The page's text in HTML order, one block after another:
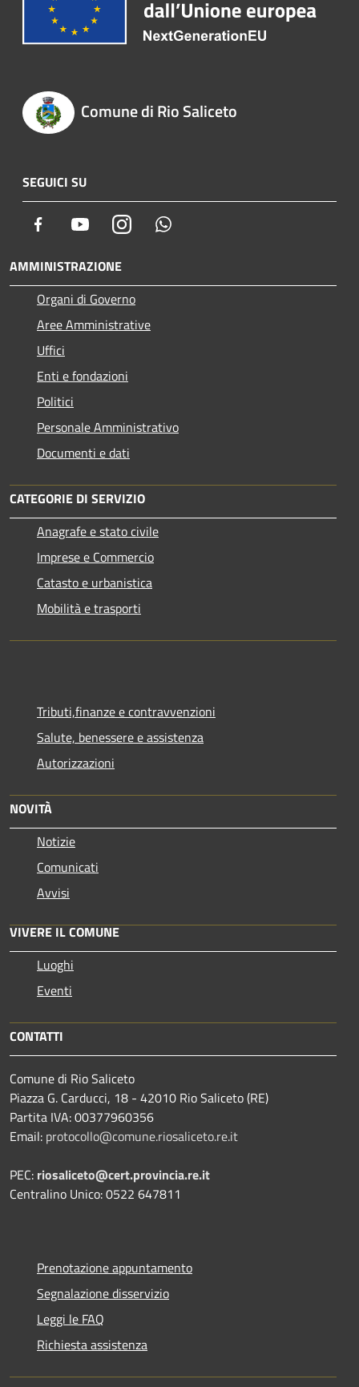
Comune di Rio Saliceto
SEGUICI SU
Facebook YoutubeInstagram
AMMINISTRAZIONE
Organi di Governo
Aree Amministrative
Uffici
Enti e fondazioni
Politici
Personale Amministrativo
Documenti e dati
CATEGORIE DI SERVIZIO
Anagrafe e stato civile
Imprese e Commercio
Catasto e urbanistica
Mobilità e trasporti
Tributi,finanze e contravvenzioni
Salute, benessere e assistenza
Autorizzazioni
NOVITÀ
Notizie
Comunicati
Avvisi
VIVERE IL COMUNE
Luoghi
Eventi
CONTATTI
Comune di Rio Saliceto
Piazza G. Carducci, 18 - 42010 Rio Saliceto (RE)
Partita IVA: 00377960356
Email: protocollo@comune.riosaliceto.re.it
PEC: riosaliceto@cert.provincia.re.it
Centralino Unico: 0522 647811
Prenotazione appuntamento
Segnalazione disservizio
Leggi le FAQ
Richiesta assistenza